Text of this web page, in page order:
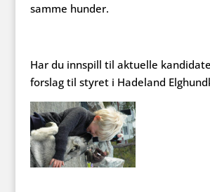
samme hunder.
Har du innspill til aktuelle
forslag til styret i Hadeland